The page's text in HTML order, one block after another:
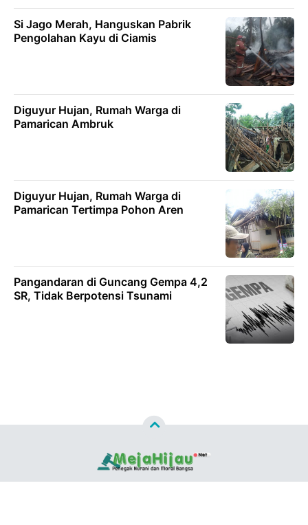
Si Jago Merah, Hanguskan Pabrik
Pengolahan Kayu di Ciamis
Diguyur Hujan, Rumah Warga di
Pamarican Ambruk
Diguyur Hujan, Rumah Warga di
Pamarican Tertimpa Pohon Aren
Pangandaran di Guncang Gempa 4,2
SR, Tidak Berpotensi Tsunami
Copyright ©2026MEJAHIJAU.NET™